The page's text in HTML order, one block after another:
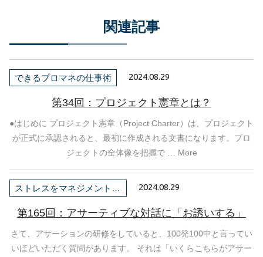
関連記事
できるプロマネの仕事術 2024.08.29
第34回：プロジェクト憲章とは？
●はじめに プロジェクト憲章（Project Charter）は、プロジェクト
が正式に承認されると、最初に作成される文書になります。プロ
ジェクトの全体像を把握で … More
ストレスをマネジメントしよう！ 2024.08.29
第165回：アサーティブな対話に「お誘いする」
さて、アサーションの研修をしていると、100発100中と言ってい
いほどいただく質問があります。 それは「いくらこちらがアサー